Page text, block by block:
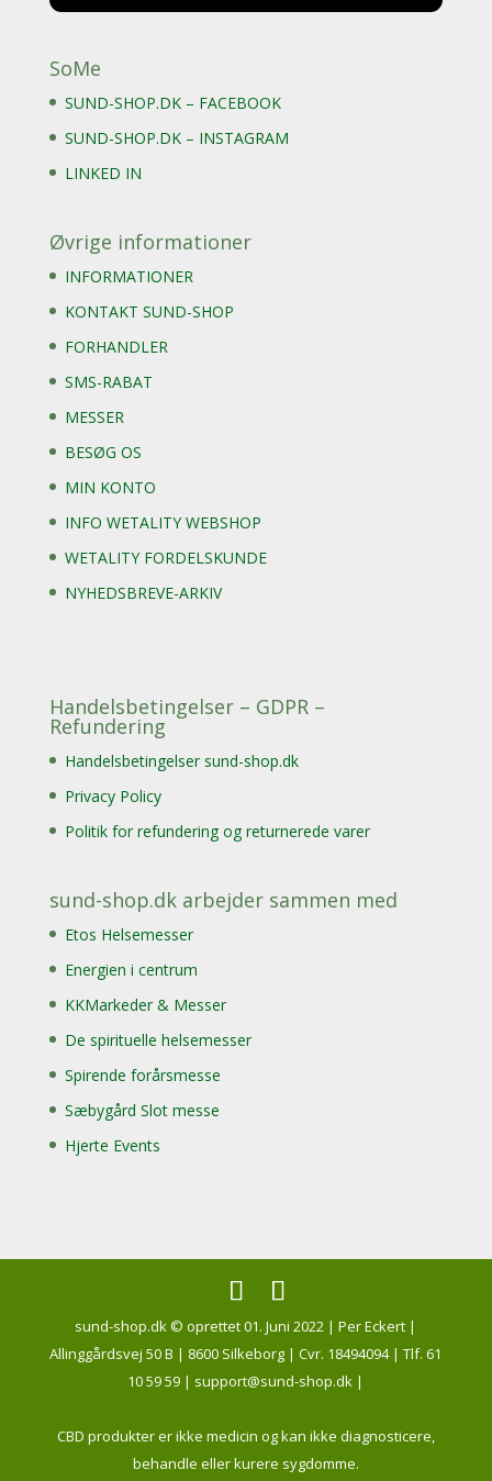
SoMe
SUND-SHOP.DK – FACEBOOK
SUND-SHOP.DK – INSTAGRAM
LINKED IN
Øvrige informationer
INFORMATIONER
KONTAKT SUND-SHOP
FORHANDLER
SMS-RABAT
MESSER
BESØG OS
MIN KONTO
INFO WETALITY WEBSHOP
WETALITY FORDELSKUNDE
NYHEDSBREVE-ARKIV
Handelsbetingelser – GDPR –
Refundering
Handelsbetingelser sund-shop.dk
Privacy Policy
Politik for refundering og returnerede varer
sund-shop.dk arbejder sammen med
Etos Helsemesser
Energien i centrum
KKMarkeder & Messer
De spirituelle helsemesser
Spirende forårsmesse
Sæbygård Slot messe
Hjerte Events
sund-shop.dk © oprettet 01. Juni 2022 | Per Eckert |
Allinggårdsvej 50 B | 8600 Silkeborg | Cvr. 18494094 | Tlf. 61
10 59 59 | support@sund-shop.dk |
CBD produkter er ikke medicin og kan ikke diagnosticere,
behandle eller kurere sygdomme.